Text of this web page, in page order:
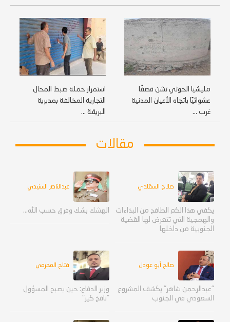
مليشيا الحوثي تشن قصفًا
عشوائيًا باتجاه الأعيان المدنية
غرب ...
استمرار حملة ضبط المحال
التجارية المخالفة بمديرية
البريقة ...
مقالات
صلاح السقلدي
يكفي هذا الكم الطافح من البذاءات
والهمجية التي تتعرض لها القضية
الجنوبية من داخلها
عبدالناصر السنيدي
الهشك بشك وفرق حسب الله...
صالح أبو عوذل
"عبدالرحمن شاهر" يكشف المشروع
السعودي في الجنوب
فتاح المحرمي
وزير الدفاع: حين يصبح المسؤول
"نافخ كير"